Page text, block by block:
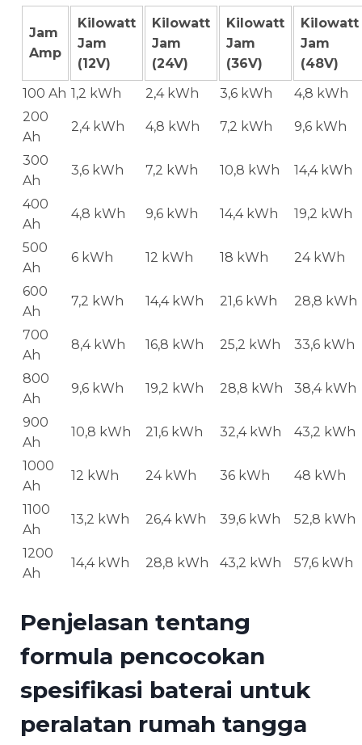
Jam
Amp
Kilowatt
Jam
(12V)
Kilowatt
Jam
(24V)
Kilowatt
Jam
(36V)
Kilowatt
Jam
(48V)
100 Ah 1,2 kWh 2,4 kWh 3,6 kWh
4,8 kWh
200
Ah
2,4 kWh 4,8 kWh 7,2 kWh 9,6 kWh
300
Ah
3,6 kWh 7,2 kWh 10,8 kWh 14,4 kWh
400
Ah
4,8 kWh 9,6 kWh 14,4 kWh 19,2 kWh
500
Ah
6 kWh 12 kWh 18 kWh 24 kWh
600
Ah
7,2 kWh 14,4 kWh 21,6 kWh 28,8 kWh
700
Ah
8,4 kWh 16,8 kWh 25,2 kWh 33,6 kWh
800
Ah
9,6 kWh 19,2 kWh 28,8 kWh 38,4 kWh
900
Ah
10,8 kWh 21,6 kWh 32,4 kWh 43,2 kWh
1000
Ah
12 kWh 24 kWh 36 kWh 48 kWh
1100
Ah
13,2 kWh 26,4 kWh 39,6 kWh 52,8 kWh
1200
Ah
14,4 kWh 28,8 kWh 43,2 kWh 57,6 kWh
Penjelasan tentang
formula pencocokan
spesifikasi baterai untuk
peralatan rumah tangga